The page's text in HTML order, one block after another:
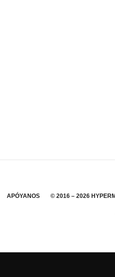
APÓYANOS © 2016 – 2026